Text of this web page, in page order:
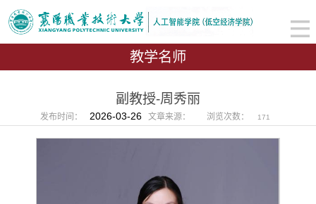
教学名师
副教授-周秀丽
发布时间： 2026-03-26 文章来源： 浏览次数： 171